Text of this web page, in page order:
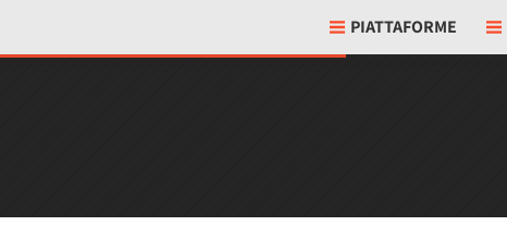
PIATTAFORME